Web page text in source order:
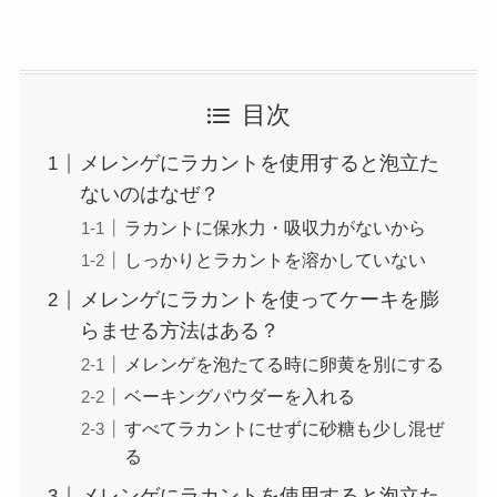
目次
メレンゲにラカントを使用すると泡立た
ないのはなぜ？
ラカントに保水力・吸収力がないから
しっかりとラカントを溶かしていない
メレンゲにラカントを使ってケーキを膨
らませる方法はある？
メレンゲを泡たてる時に卵黄を別にする
ベーキングパウダーを入れる
すべてラカントにせずに砂糖も少し混ぜ
る